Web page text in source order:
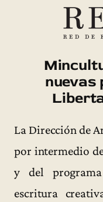
nuevas
La Dirección de
por intermedio
y del programa
escritura